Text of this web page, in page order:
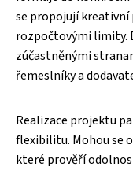
se propojují kreativní
rozpočtovými limity.
zúčastněnými
řemeslníky a
Realizace projektu
flexibilitu. Mohou se
které prověří